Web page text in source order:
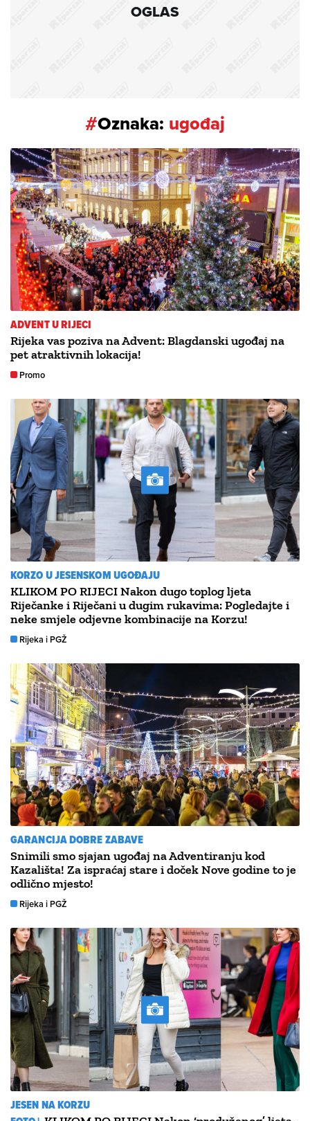
OGLAS
#Oznaka: ugođaj
ADVENT U RIJECI
Rijeka vas poziva na Advent: Blagdanski ugođaj na
pet atraktivnih lokacija!
Promo
KORZO U JESENSKOM UGOĐAJU
KLIKOM PO RIJECI Nakon dugo toplog ljeta
Riječanke i Riječani u dugim rukavima: Pogledajte i
neke smjele odjevne kombinacije na Korzu!
Rijeka i PGŽ
GARANCIJA DOBRE ZABAVE
Snimili smo sjajan ugođaj na Adventiranju kod
Kazališta! Za ispraćaj stare i doček Nove godine to je
odlično mjesto!
Rijeka i PGŽ
JESEN NA KORZU